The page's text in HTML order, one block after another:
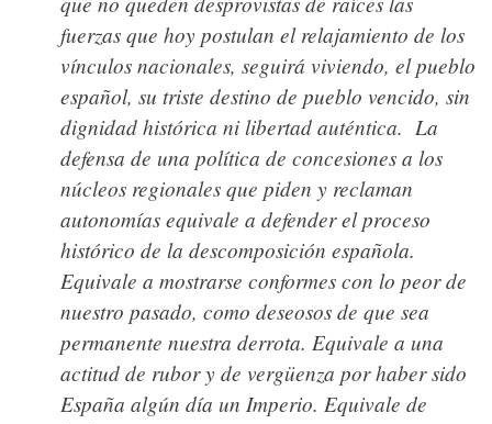
fuerzas que hoy postulan el relajamiento de los
vínculos nacionales, seguirá viviendo, el pueblo
español, su triste destino de pueblo vencido, sin
dignidad histórica ni libertad auténtica. La
defensa de una política de concesiones a los
núcleos regionales que piden y reclaman
autonomías equivale a defender el proceso
histórico de la descomposición española.
Equivale a mostrarse conformes con lo peor de
nuestro pasado, como deseosos de que sea
permanente nuestra derrota. Equivale a una
actitud de rubor y de vergüenza por haber sido
España algún día un Imperio. Equivale de